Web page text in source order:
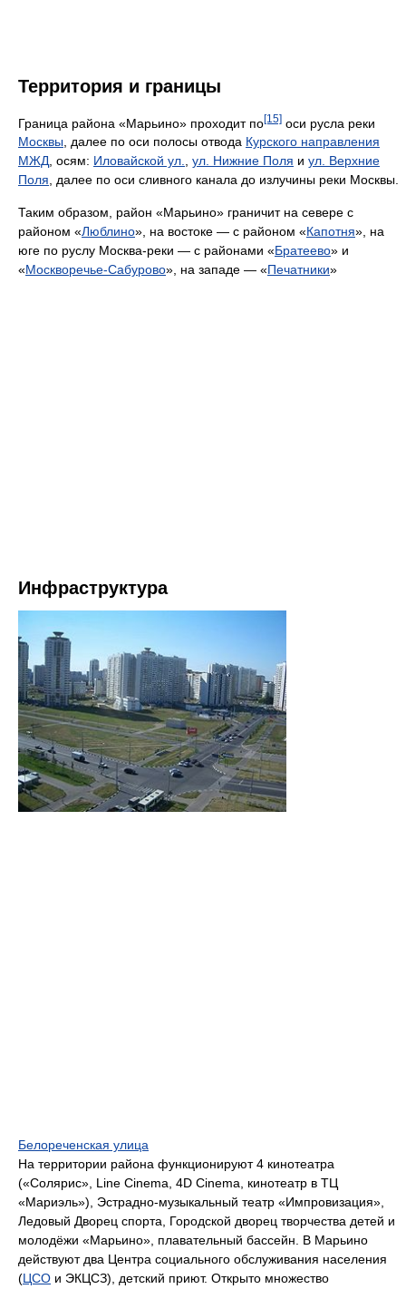
Территория и границы
Граница района «Марьино» проходит по[15] оси русла реки
Москвы, далее по оси полосы отвода Курского направления
МЖД, осям: Иловайской ул., ул. Нижние Поля и ул. Верхние
Поля, далее по оси сливного канала до излучины реки Москвы.
Таким образом, район «Марьино» граничит на севере с
районом «Люблино», на востоке — с районом «Капотня», на
юге по руслу Москва-реки — с районами «Братеево» и
«Москворечье-Сабурово», на западе — «Печатники»
Инфраструктура
Белореченская улица
На территории района функционируют 4 кинотеатра
(«Солярис», Line Cinema, 4D Cinema, кинотеатр в ТЦ
«Мариэль»), Эстрадно-музыкальный театр «Импровизация»,
Ледовый Дворец спорта, Городской дворец творчества детей и
молодёжи «Марьино», плавательный бассейн. В Марьино
действуют два Центра социального обслуживания населения
(ЦСО и ЭКЦСЗ), детский приют. Открыто множество